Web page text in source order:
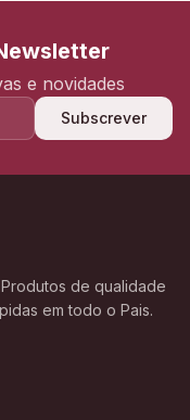
e novidades
Subscrever
de qualidade
em todo o Pais.